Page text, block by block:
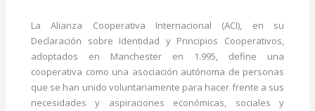
La Alianza Cooperativa Internacional (ACI), en su
Declaración sobre Identidad y Principios Cooperativos,
adoptados en Manchester en 1.995, define una
cooperativa como una asociación autónoma de personas
que se han unido voluntariamente para hacer frente a sus
necesidades y aspiraciones económicas, sociales y